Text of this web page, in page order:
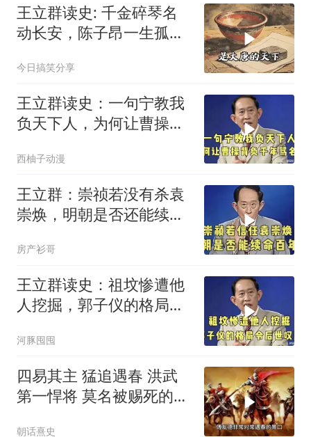
王立群读史: 千金碎琴名
动长安，陈子昂一生孤独
今日搞笑分享
王立群读史：一句宁教我
负天下人，为何让曹操背
西柚子动漫
王立群：崇祯若没有杀袁
崇焕，明朝是否还能续命
房产衫哥
王立群读史：祖坟惨遭他
人挖掘，郭子仪的格局令
河豚囤囤
四易其主 猛追遇春 洪武
第一悍将 莫名被赐死的颍
朝话熹史